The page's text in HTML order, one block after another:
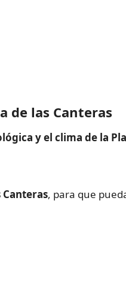
de las Canteras
y el clima de la
Canteras, para que